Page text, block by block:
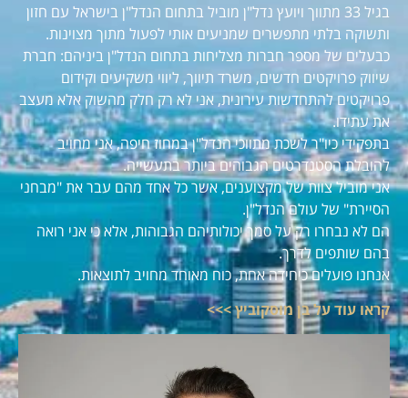
בגיל 33 מתווך ויועץ נדל"ן מוביל בתחום הנדל"ן בישראל עם חזון
ותשוקה בלתי מתפשרים שמניעים אותי לפעול מתוך מצוינות.
כבעלים של מספר חברות מצליחות בתחום הנדל"ן ביניהם: חברת
שיווק פרויקטים חדשים, משרד תיווך, ליווי משקיעים וקידום
פרויקטים להתחדשות עירונית, אני לא רק חלק מהשוק אלא מעצב
את עתידו.
בתפקידי כיו"ר לשכת מתווכי הנדל"ן במחוז חיפה, אני מחויב
להובלת הסטנדרטים הגבוהים ביותר בתעשייה.
אני מוביל צוות של מקצוענים, אשר כל אחד מהם עבר את "מבחני
הסיירת" של עולם הנדל"ן.
הם לא נבחרו רק על סמך יכולותיהם הגבוהות, אלא כי אני רואה
בהם שותפים לדרך.
אנחנו פועלים כיחידה אחת, כוח מאוחד מחויב לתוצאות.
קראו עוד על בן מוסקוביץ >>>